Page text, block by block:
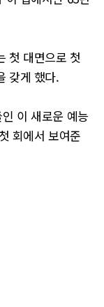
첫 대면으로 첫
갖게 했다.
이 새로운 예능
회에서 보여준